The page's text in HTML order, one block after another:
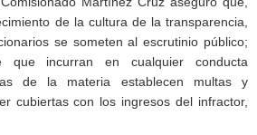
de la cultura de la transparencia,
se someten al escrutinio público;
incurran en cualquier conducta
de la materia establecen multas y
cubiertas con los ingresos del infractor,